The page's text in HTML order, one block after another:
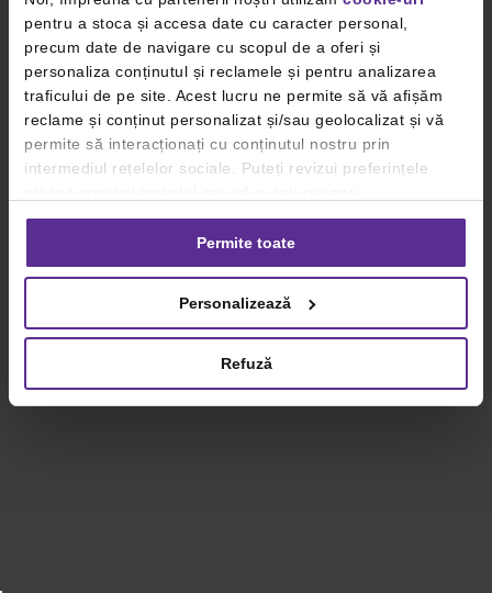
pentru a stoca și accesa date cu caracter personal,
precum date de navigare cu scopul de a oferi și
personaliza conținutul și reclamele și pentru analizarea
traficului de pe site. Acest lucru ne permite să vă afișăm
reclame și conținut personalizat și/sau geolocalizat și vă
permite să interacționați cu conținutul nostru prin
intermediul rețelelor sociale. Puteți revizui preferințele
consimțământul oricând, făcând click pe linkul către
setările dvs. de cookie-uri.
privind utilizarea modulelor cookie.Detalii
Permite toate
Personalizează
Refuză